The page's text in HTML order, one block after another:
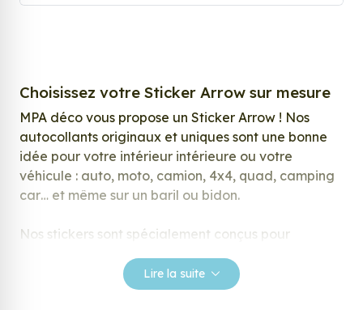
Choisissez votre Sticker Arrow sur mesure
MPA déco vous propose un Sticker Arrow ! Nos
autocollants originaux et uniques sont une bonne
idée pour votre intérieur intérieure ou votre
véhicule : auto, moto, camion, 4x4, quad, camping
car… et même sur un baril ou bidon.
Nos stickers sont spécialement conçus pour
notre large gamme de stickers.
Lire la suite